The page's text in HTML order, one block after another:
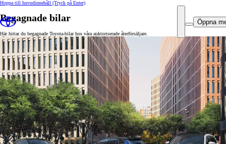
Hoppa till huvudinnehåll (Tryck på Enter)
Öppna
Begagnade bilar
Här hittar du begagnade Toyota-bilar hos våra auktoriserade återförsäljare.